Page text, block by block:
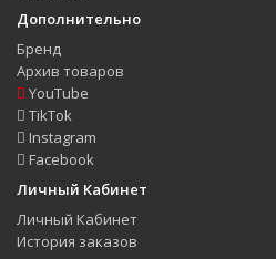
Дополнительно
Бренд
Архив товаров
YouTube
TikTok
Instagram
Facebook
Личный Кабинет
Личный Кабинет
История заказов